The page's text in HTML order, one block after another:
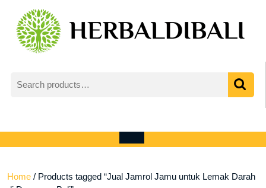
content
for:
Account
cart
Open
Home / Products tagged “Jual Jamrol Jamu untuk Lemak Darah